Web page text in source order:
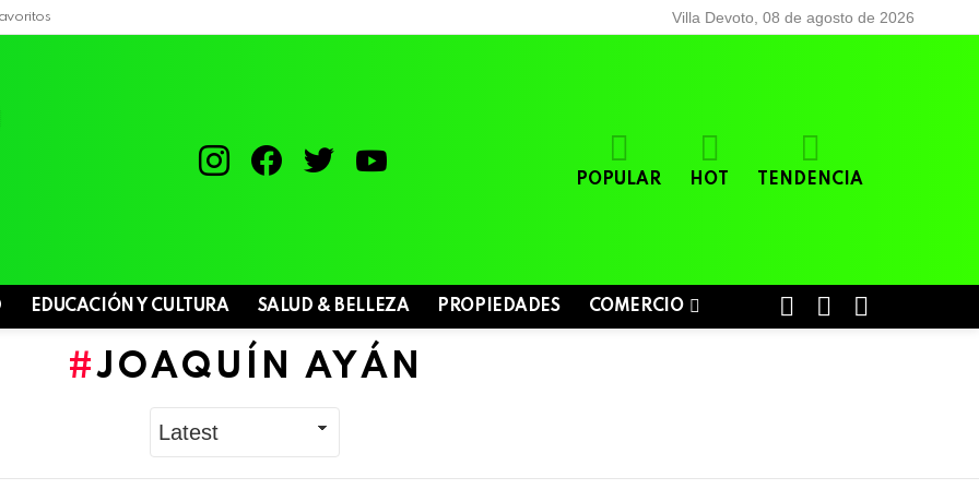
Villa Devoto, 08 de agosto de 2026
POPULAR HOT TENDENCIA
EDUCACIÓN Y CULTURA SALUD & BELLEZA PROPIEDADES COMERCIO
SWITCH
SKIN
JOAQUÍN AYÁN